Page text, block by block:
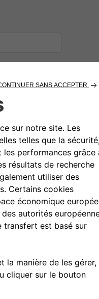
Date de
(2)*